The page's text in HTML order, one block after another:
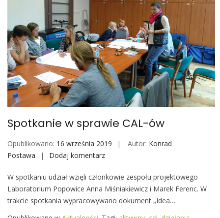
y
j
y
d
o
S
a
r
d
u
Spotkanie w sprawie CAL-ów
Opublikowano: 16 września 2019 Autor: Konrad
Postawa
Dodaj komentarz
o
t
k
a
W spotkaniu udział wzięli członkowie zespołu projektowego
Laboratorium Popowice Anna Miśniakiewicz i Marek Ferenc. W
trakcie spotkania wypracowywano dokument „Idea…